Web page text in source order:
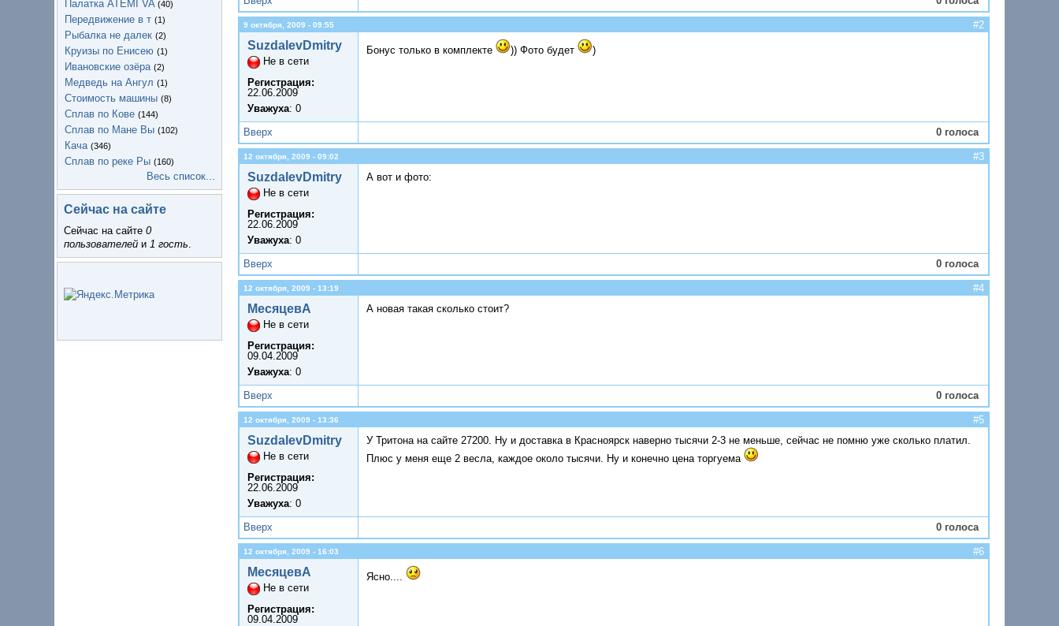
Палатка ATEMI VA (40)
Передвижение в т (1)
Рыбалка не далек (2)
Круизы по Енисею (1)
Ивановские озёра (2)
Медведь на Ангул (1)
Стоимость машины (8)
Сплав по Кове (144)
Сплав по Мане Вы (102)
Кача (346)
Сплав по реке Ры (160)
Весь список...
Сейчас на сайте
Сейчас на сайте 0
пользователей и 1 гость.
9 октября, 2009 - 09:55 #2
SuzdalevDmitry
Не в сети
Регистрация:
22.06.2009
Уважуха: 0
Бонус только в комплекте )) Фото будет )
Вверх 0 голоса
12 октября, 2009 - 09:02 #3
SuzdalevDmitry
Не в сети
Регистрация:
22.06.2009
Уважуха: 0
А вот и фото:
Вверх 0 голоса
12 октября, 2009 - 13:19 #4
МесяцевА
Не в сети
Регистрация:
09.04.2009
Уважуха: 0
А новая такая сколько стоит?
Вверх 0 голоса
12 октября, 2009 - 13:36 #5
SuzdalevDmitry
Не в сети
Регистрация:
22.06.2009
Уважуха: 0
У Тритона на сайте 27200. Ну и доставка в Красноярск наверно тысячи 2-3 не меньше, сейчас не помню уже сколько платил.
Плюс у меня еще 2 весла, каждое около тысячи. Ну и конечно цена торгуема
Вверх 0 голоса
12 октября, 2009 - 16:03 #6
МесяцевА
Не в сети
Регистрация:
09.04.2009
Ясно....